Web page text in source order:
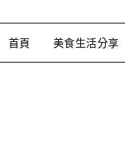
首頁 美食生活分享